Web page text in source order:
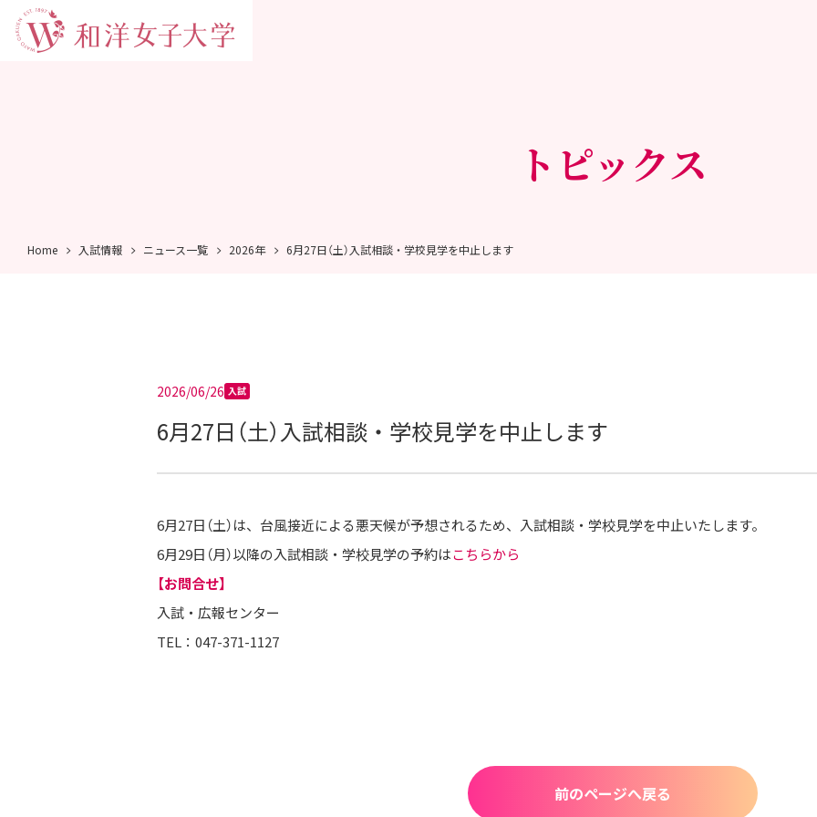
トピックス
Home 入試情報 ニュース一覧 2026年 6月27日（土）入試相談・学校見学を中止します
2026/06/26 入試
6月27日（土）入試相談・学校見学を中止します
6月27日（土）は、台風接近による悪天候が予想されるため、入試相談・学校見学を中止いたします。
6月29日（月）以降の入試相談・学校見学の予約はこちらから
【お問合せ】
入試・広報センター
TEL：047-371-1127
前のページへ戻る